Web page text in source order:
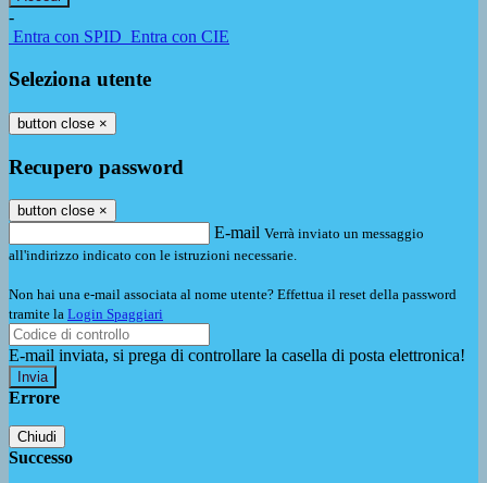
-
Entra con SPID Entra con CIE
Seleziona utente
button close ×
Recupero password
button close ×
E-mail Verrà inviato un messaggio
all'indirizzo indicato con le istruzioni necessarie.
Non hai una e-mail associata al nome utente? Effettua il reset della password
tramite la Login Spaggiari
E-mail inviata, si prega di controllare la casella di posta elettronica!
Errore
Chiudi
Successo